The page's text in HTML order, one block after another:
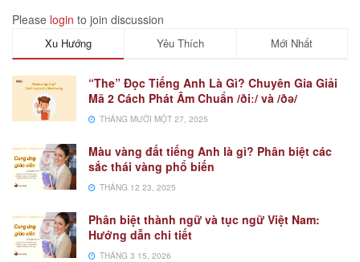
Please login to join discussion
Xu Hướng Yêu Thích Mới Nhất
“The” Đọc Tiếng Anh Là Gì? Chuyên Gia Giải
Mã 2 Cách Phát Âm Chuẩn /ðiː/ và /ðə/
THÁNG MƯỜI MỘT 27, 2025
Màu vàng đất tiếng Anh là gì? Phân biệt các
sắc thái vàng phổ biến
THÁNG 12 23, 2025
Phân biệt thành ngữ và tục ngữ Việt Nam:
Hướng dẫn chi tiết
THÁNG 3 15, 2026